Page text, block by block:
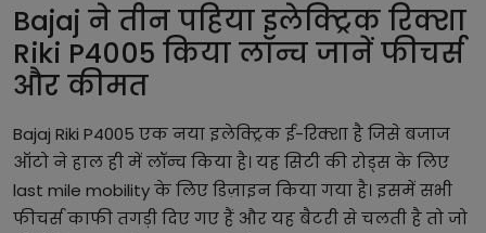
Bajaj ने तीन पहिया इलेक्ट्रिक रिक्शा
Riki P4005 किया लॉन्च जानें फीचर्स
और कीमत
Bajaj Riki P4005 एक नया इलेक्ट्रिक ई-रिक्शा है जिसे बजाज
ऑटो ने हाल ही में लॉन्च किया है। यह सिटी की रोड्स के लिए
last mile mobility के लिए डिज़ाइन किया गया है। इसमें सभी
फीचर्स काफी तगड़ी दिए गए हैं और यह बैटरी से चलती है तो जो